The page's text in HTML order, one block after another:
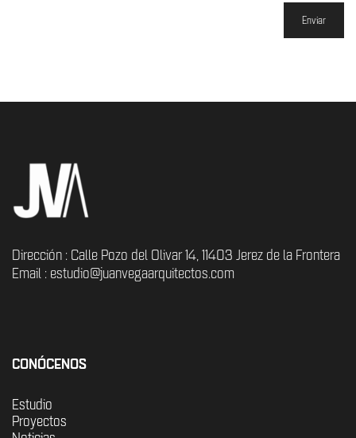
Enviar
Dirección : Calle Pozo del Olivar 14, 11403 Jerez de la Frontera
Email : estudio@juanvegaarquitectos.com
CONÓCENOS
Estudio
Proyectos